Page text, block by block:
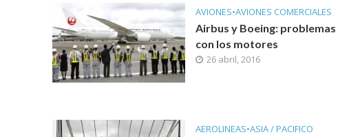
AVIONES•AVIONES COMERCIALES
Airbus y Boeing: problemas
con los motores
26 abril, 2016
AEROLINEAS•ASIA / PACIFICO